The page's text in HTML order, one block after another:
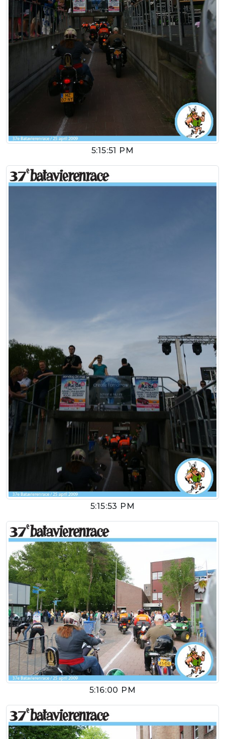
5:15:51 PM
5:15:53 PM
5:16:00 PM